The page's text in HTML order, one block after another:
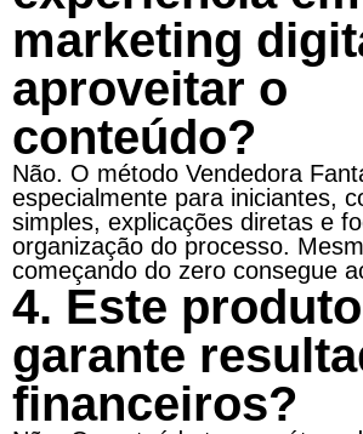
marketing
aproveitar o
conteúdo?
Não. O método Vendedora
especialmente para iniciantes,
simples, explicações diretas e
organização do processo.
começando do zero consegue
4. Este produto
garante
financeiros?